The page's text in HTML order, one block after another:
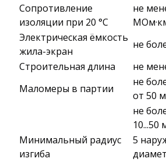
Сопротивление
изоляции при 20 °С
не
Электрическая ёмкость
жила-экран
не
Строительная длина
не
Маломеры в партии
не
от 50 м
не
10...50
Минимальный радиус
изгиба
5